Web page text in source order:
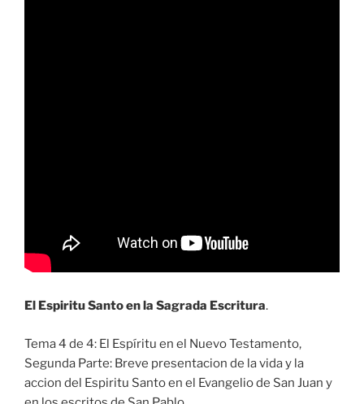
El Espiritu Santo en la Sagrada Escritura.
Tema 4 de 4: El Espíritu en el Nuevo Testamento,
Segunda Parte: Breve presentacion de la vida y la
accion del Espiritu Santo en el Evangelio de San Juan y